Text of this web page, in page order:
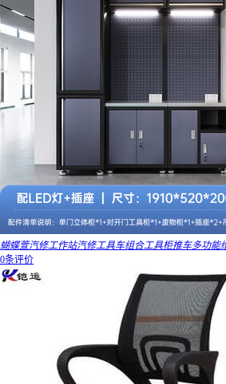
蝴蝶萱汽修工作站汽修工具车组合工具柜推车多功能
0条评价